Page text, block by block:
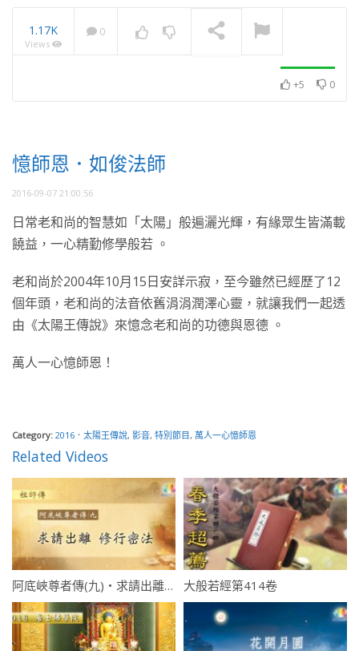
2016憶師恩法會淨塑展
1.17K
Views
0
+5 0
憶師恩．如俊法師
2016-09-07 21:00:56
日常老和尚的智慧如「太陽」般遍灑光輝，有緣眾生皆滿載
饒益，一心精勤修學般若 。
老和尚於2004年10月15日安詳示寂，至今雖然已經歷了12
個年頭，老和尚的法音依舊涓涓潤澤心靈，就讓我們一起透
由《太陽王傳說》來憶念老和尚的功德與恩德 。
萬人一心憶師恩！
Category: 2016．太陽王傳說, 影音, 特別節目, 萬人一心憶師恩
Related Videos
阿底峽尊者傳(九)・求請出離・修行密法 大般若經第414卷